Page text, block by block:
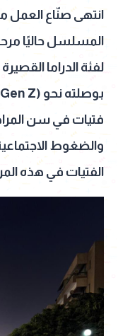
انتهى صنّاع العمل
المسلسل حاليًا
فتيات في سن
والضغوط
الفتيات في هذه